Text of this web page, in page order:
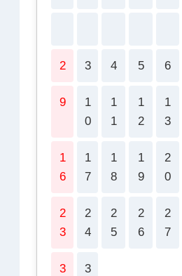
2 3 4 5 6
9
1
0
1
1
1
2
1
3
1
6
1
7
1
8
1
9
2
0
2
3
2
4
2
5
2
6
2
7
3
3